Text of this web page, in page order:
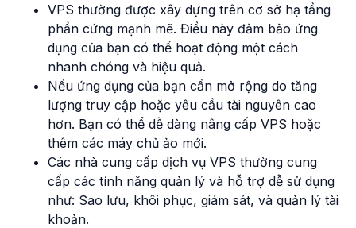
VPS thường được xây dựng trên cơ sở hạ tầng
phần cứng mạnh mẽ. Điều này đảm bảo ứng
dụng của bạn có thể hoạt động một cách
nhanh chóng và hiệu quả.
Nếu ứng dụng của bạn cần mở rộng do tăng
lượng truy cập hoặc yêu cầu tài nguyên cao
hơn. Bạn có thể dễ dàng nâng cấp VPS hoặc
thêm các máy chủ ảo mới.
Các nhà cung cấp dịch vụ VPS thường cung
cấp các tính năng quản lý và hỗ trợ dễ sử dụng
như: Sao lưu, khôi phục, giám sát, và quản lý tài
khoản.